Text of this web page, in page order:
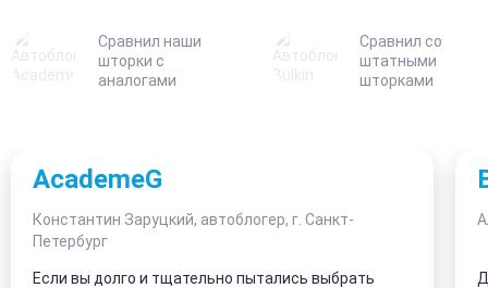
Сравнил наши
шторки с
аналогами
Сравнил со
штатными
шторками
AcademeG
Константин Заруцкий, автоблогер, г. Санкт-
Петербург
Если вы долго и тщательно пытались выбрать